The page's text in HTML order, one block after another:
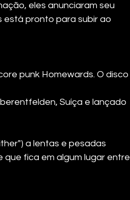
eles anunciaram seu
está pronto para subir ao
punk Homewards. O disco
Suíça e lançado
a lentas e pesadas
que fica em algum lugar entre